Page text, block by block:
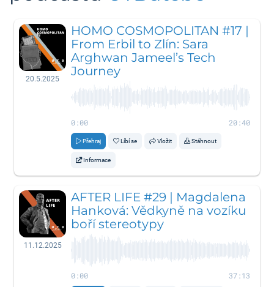
20.5.2025
HOMO COSMOPOLITAN #17 |
From Erbil to Zlín: Sara
Arghwan Jameel’s Tech
Journey
0:00 20:40
Přehraj Líbí se Vložit Stáhnout
Informace
11.12.2025
AFTER LIFE #29 | Magdalena
Hanková: Vědkyně na vozíku
boří stereotypy
0:00 37:13